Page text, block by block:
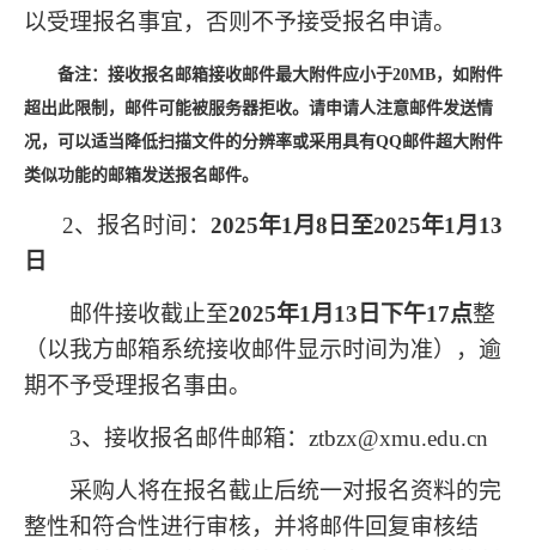
以受理报名事宜，否则不予接受报名申请。
备注：接收报名邮箱接收邮件最大附件应小于20MB，如附件
超出此限制，邮件可能被服务器拒收。请申请人注意邮件发送情
况，可以适当降低扫描文件的分辨率或采用具有QQ邮件超大附件
类似功能的邮箱发送报名邮件。
2、报名时间： 2025年1月8日至2025年1月13
日
邮件接收截止至2025年1月13日下午17点整
（以我方邮箱系统接收邮件显示时间为准），逾
期不予受理报名事由。
3、接收报名邮件邮箱： ztbzx@xmu.edu.cn
采购人将在报名截止后统一对报名资料的完
整性和符合性进行审核，并将邮件回复审核结